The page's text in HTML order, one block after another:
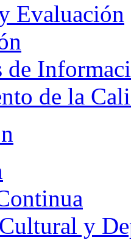
Evaluación
de
de la
y